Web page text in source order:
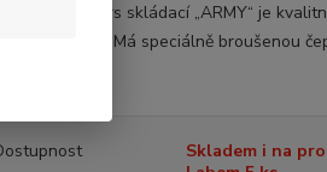
Rýč Fiskars skládací „ARMY“ je
podmínky. Má speciálně broušenou
Skladem i na